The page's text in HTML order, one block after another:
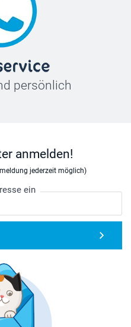
persönlich
anmelden!
jederzeit möglich)
ein